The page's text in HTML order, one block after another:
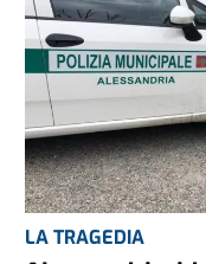
LA TRAGEDIA